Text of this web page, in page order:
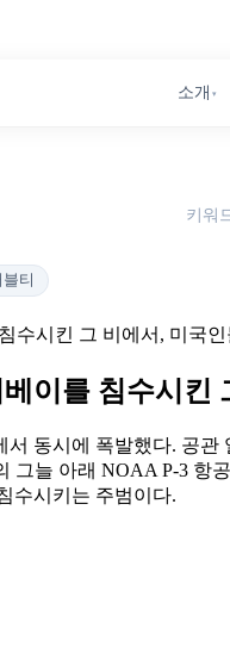
소개 ▾
키워
블티
수시킨 그 비에서, 미국
이를 침수시
동시에 폭발했다. 공
그늘 아래 NOAA P-3
수시키는 주범이다.